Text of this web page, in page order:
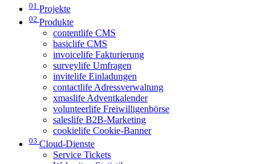
01 Projekte
02 Produkte
contentlife CMS
basiclife CMS
invoicelife Fakturierung
surveylife Umfragen
invitelife Einladungen
contactlife Adressverwaltung
xmaslife Adventkalender
volunteerlife Freiwilligenbörse
saleslife B2B-Marketing
cookielife Cookie-Banner
03 Cloud-Dienste
Service Tickets